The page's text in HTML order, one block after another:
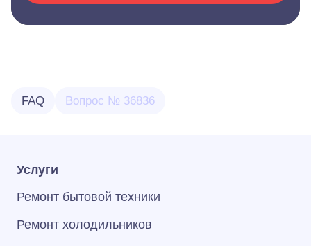
FAQ Вопрос № 36836
Услуги
Ремонт бытовой техники
Ремонт холодильников